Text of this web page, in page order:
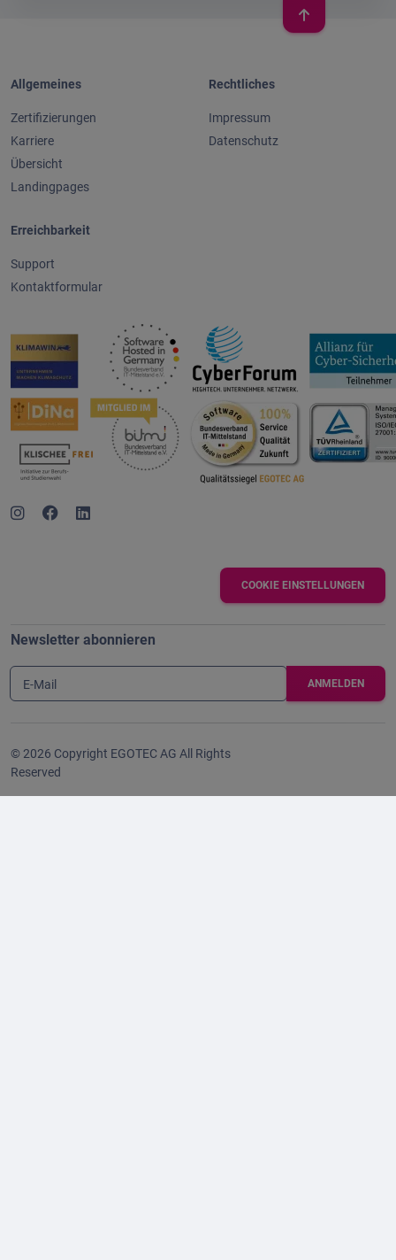
Allgemeines
Zertifizierungen
Karriere
Übersicht
Landingpages
Rechtliches
Impressum
Datenschutz
Erreichbarkeit
Support
Kontaktformular
COOKIE EINSTELLUNGEN
Newsletter abonnieren
E-Mail
© 2026 Copyright EGOTEC AG All Rights
Reserved